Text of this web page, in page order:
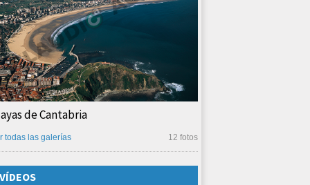
de Cantabria
12 fotos
todas las galerías
VÍDEOS